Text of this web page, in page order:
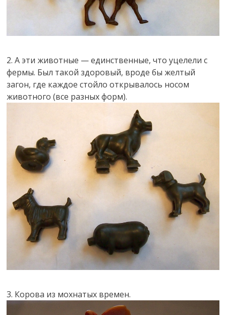
2. А эти животные — единственные, что уцелели с
фермы. Был такой здоровый, вроде бы желтый
загон, где каждое стойло открывалось носом
животного (все разных форм).
3. Корова из мохнатых времен.